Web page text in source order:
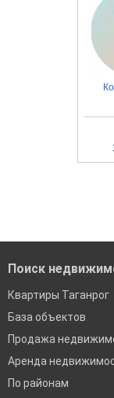
Поиск
Квартиры Таганрог
База объектов
Продажа
Аренда
По районам